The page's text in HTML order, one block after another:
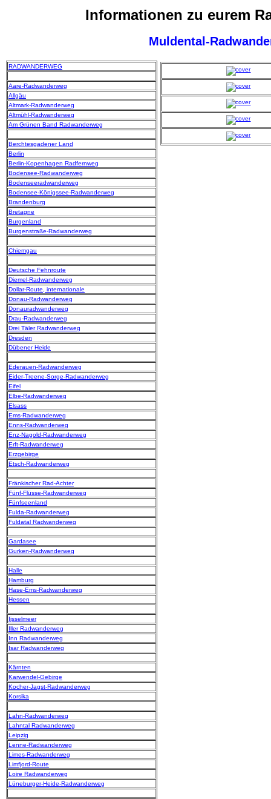
Informationen zu eurem
Muldental-
RADWANDERWEG
Aare-Radwanderweg
Allgäu
Altmark-Radwanderweg
Altmühl-Radwanderweg
Am Grünen Band Radwanderweg
Berchtesgadener Land
Berlin
Berlin-Kopenhagen Radfernweg
Bodensee-Radwanderweg
Bodenseeradwanderweg
Bodensee-Königssee-Radwanderweg
Brandenburg
Bretagne
Burgenland
Burgenstraße-Radwanderweg
Chiemgau
Deutsche Fehnroute
Diemel-Radwanderweg
Dollar-Route, internationale
Donau-Radwanderweg
Donauradwanderweg
Drau-Radwanderweg
Drei Täler Radwanderweg
Dresden
Dübener Heide
Ederauen-Radwanderweg
Eider-Treene-Sorge-Radwanderweg
Eifel
Elbe-Radwanderweg
Elsass
Ems-Radwanderweg
Enns-Radwanderweg
Enz-Nagold-Radwanderweg
Erft-Radwanderweg
Erzgebirge
Etsch-Radwanderweg
Fränkischer Rad-Achter
Fünf-Flüsse-Radwanderweg
Fünfseenland
Fulda-Radwanderweg
Fuldatal Radwanderweg
Gardasee
Gurken-Radwanderweg
Halle
Hamburg
Hase-Ems-Radwanderweg
Hessen
Ijsselmeer
Iller Radwanderweg
Inn Radwanderweg
Isar Radwanderweg
Kärnten
Karwendel-Gebirge
Kocher-Jagst-Radwanderweg
Korsika
Lahn-Radwanderweg
Lahntal Radwanderweg
Leipzig
Lenne-Radwanderweg
Limes-Radwanderweg
Limfjord-Route
Loire Radwanderweg
Lüneburger-Heide-Radwanderweg